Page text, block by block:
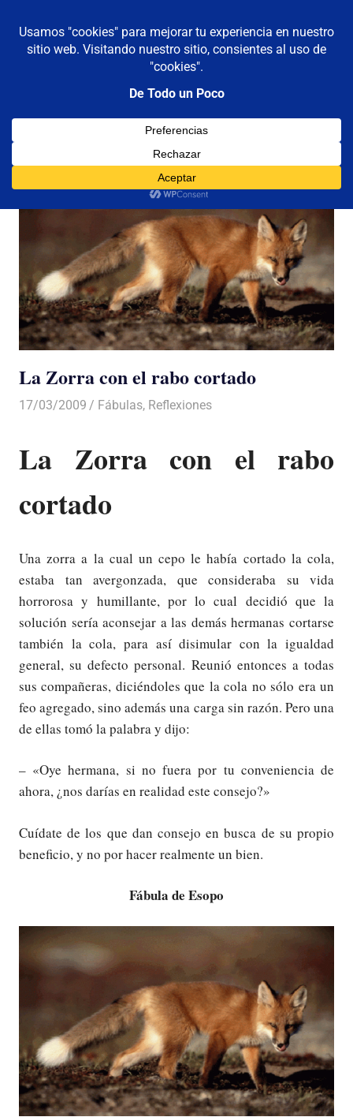
contenido
De todo un poco
Reflexiones,
Viajes
MENÚ
La Zorra con el rabo cortado
17/03/2009 Luis Castellanos
Fábulas, Reflexiones
La Zorra con el rabo
cortado
Una zorra a la cual un cepo le había cortado la cola,
estaba tan avergonzada, que consideraba su vida
horrorosa y humillante, por lo cual decidió que la
solución sería aconsejar a las demás hermanas cortarse
también la cola, para así disimular con la igualdad
general, su defecto personal. Reunió entonces a todas
sus compañeras, diciéndoles que la cola no sólo era un
feo agregado, sino además una carga sin razón. Pero una
de ellas tomó la palabra y dijo:
– «Oye hermana, si no fuera por tu conveniencia de
ahora, ¿nos darías en realidad este consejo?»
Cuídate de los que dan consejo en busca de su propio
beneficio, y no por hacer realmente un bien.
Fábula de Esopo